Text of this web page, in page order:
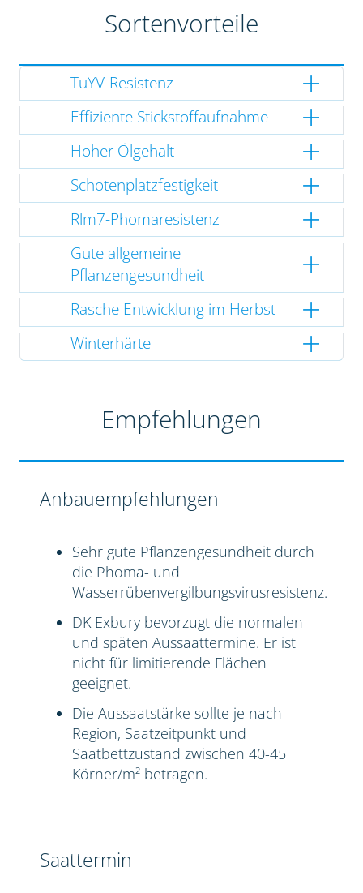
Sortenvorteile
TuYV-Resistenz
Effiziente Stickstoffaufnahme
Hoher Ölgehalt
Schotenplatzfestigkeit
Rlm7-Phomaresistenz
Gute allgemeine
Pflanzengesundheit
Rasche Entwicklung im Herbst
Winterhärte
Empfehlungen
Anbauempfehlungen
Sehr gute Pflanzengesundheit durch
die Phoma- und
Wasserrübenvergilbungsvirusresistenz.
DK Exbury bevorzugt die normalen
und späten Aussaattermine. Er ist
nicht für limitierende Flächen
geeignet.
Die Aussaatstärke sollte je nach
Region, Saatzeitpunkt und
Saatbettzustand zwischen 40-45
Körner/m² betragen.
Saattermin